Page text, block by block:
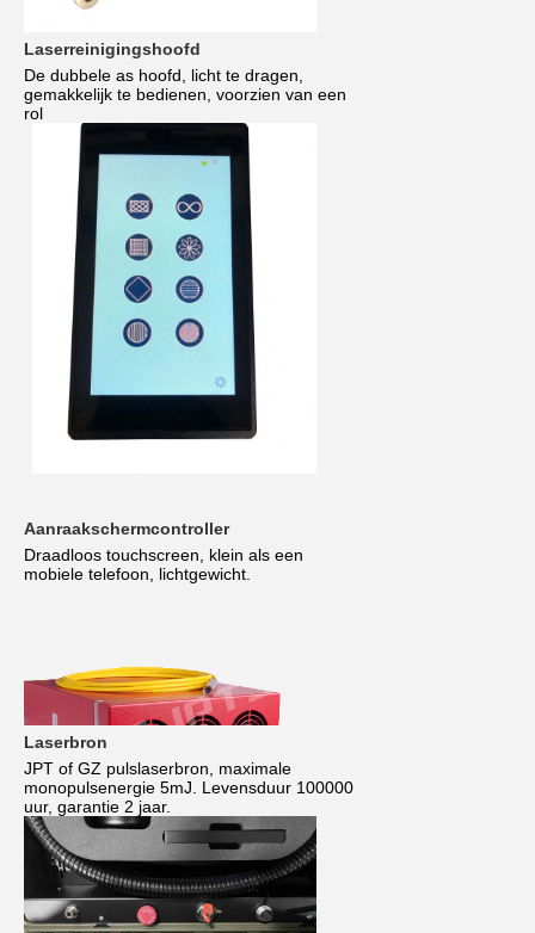
Laserreinigingshoofd
De dubbele as hoofd, licht te dragen,
gemakkelijk te bedienen , voorzien van een
rol
Aanraakschermcontroller
Draadloos touchscreen, klein als een
mobiele telefoon, lichtgewicht.
Laserbron
JPT of GZ pulslaserbron, maximale
monopulsenergie 5mJ. Levensduur 100000
uur, garantie 2 jaar.